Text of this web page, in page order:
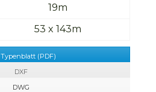
19m
53 x 143m
Typenblatt (PDF)
DXF
DWG